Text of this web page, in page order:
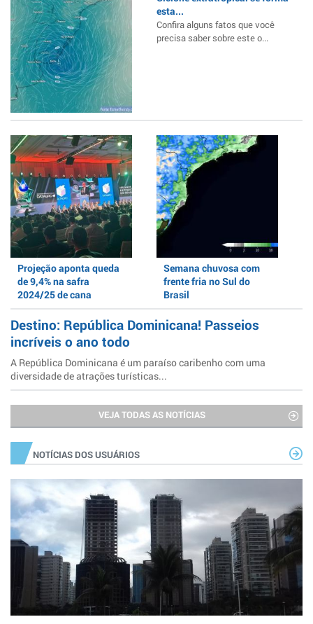
esta...
Confira alguns fatos que você
precisa saber sobre este o...
Projeção aponta queda
de 9,4% na safra
2024/25 de cana
Semana chuvosa com
frente fria no Sul do
Brasil
Destino: República Dominicana! Passeios
incríveis o ano todo
A República Dominicana é um paraíso caribenho com uma
diversidade de atrações turísticas...
VEJA TODAS AS NOTÍCIAS
NOTÍCIAS DOS USUÁRIOS